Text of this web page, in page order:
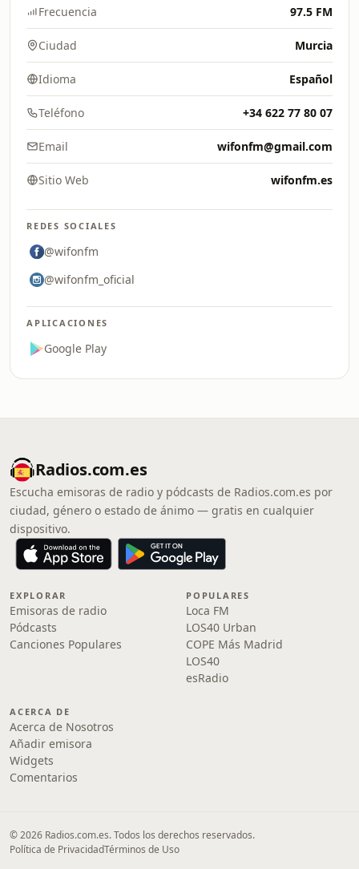
Frecuencia 97.5 FM
Ciudad Murcia
Idioma Español
Teléfono +34 622 77 80 07
Email wifonfm@gmail.com
Sitio Web wifonfm.es
REDES SOCIALES
@wifonfm
@wifonfm_oficial
APLICACIONES
Google Play
Radios.com.es
Escucha emisoras de radio y pódcasts de Radios.com.es por
ciudad, género o estado de ánimo — gratis en cualquier
dispositivo.
EXPLORAR
Emisoras de radio
Pódcasts
Canciones Populares
POPULARES
Loca FM
LOS40 Urban
COPE Más Madrid
LOS40
esRadio
ACERCA DE
Acerca de Nosotros
Añadir emisora
Widgets
Comentarios
© 2026 Radios.com.es. Todos los derechos reservados.
Política de PrivacidadTérminos de Uso